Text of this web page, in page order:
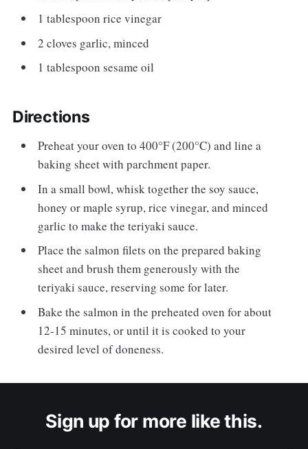
1 tablespoon rice vinegar
2 cloves garlic, minced
1 tablespoon sesame oil
Directions
Preheat your oven to 400°F (200°C) and line a
baking sheet with parchment paper.
In a small bowl, whisk together the soy sauce,
honey or maple syrup, rice vinegar, and minced
garlic to make the teriyaki sauce.
Place the salmon filets on the prepared baking
sheet and brush them generously with the
teriyaki sauce, reserving some for later.
Bake the salmon in the preheated oven for about
12-15 minutes, or until it is cooked to your
desired level of doneness.
Sign up for more like this.